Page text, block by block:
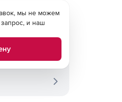
мы не можем
запрос, и наш